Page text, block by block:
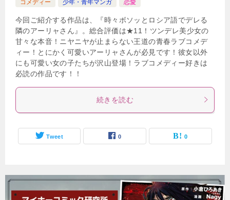
コメディー 少年・青年マンガ 恋愛
今回ご紹介する作品は、『時々ボソッとロシア語でデレる
隣のアーリャさん』。総合評価は★11！ツンデレ美少女の
甘々な本音！ニヤニヤが止まらない王道の青春ラブコメデ
ィー！とにかく可愛いアーリャさんが必見です！彼女以外
にも可愛い女の子たちが沢山登場！ラブコメディー好きは
必読の作品です！！
続きを読む
Tweet 0 0